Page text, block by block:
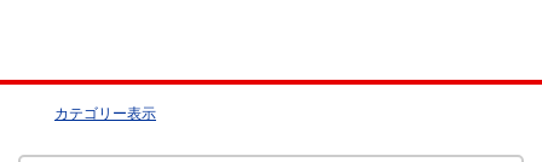
カテゴリー表示